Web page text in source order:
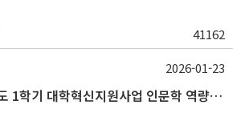
41162
(~1/30) 2026학년도 1학기 대학혁신지원사업 인문학 역량강화 학업지원금 지원 선발 안내(학·석·박사)
2026-01-23